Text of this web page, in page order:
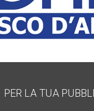
PER LA TUA